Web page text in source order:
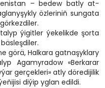
– bedew batly at-
özleriniň sungata
ýigitler ýekelikde şorta
görä, Halkara gatnaşyklary
Agamyradow «Berkarar
gerçekleri» atly döredijilik
diýip yglan edildi.